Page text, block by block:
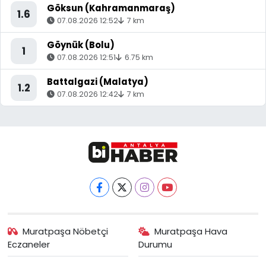
1.6 Göksun (Kahramanmaraş)
07.08.2026 12:52 7 km
1 Göynük (Bolu)
07.08.2026 12:51 6.75 km
1.2 Battalgazi (Malatya)
07.08.2026 12:42 7 km
Muratpaşa Nöbetçi
Eczaneler
Muratpaşa Hava
Durumu